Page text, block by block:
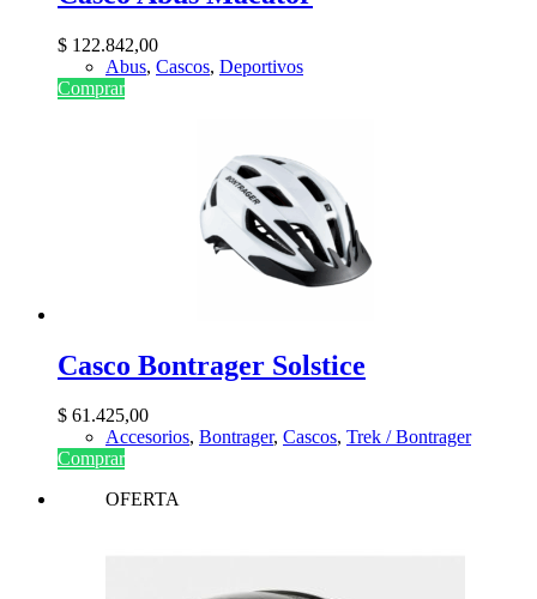
$ 122.842,00
Abus, Cascos, Deportivos
Comprar
Casco Bontrager Solstice
$ 61.425,00
Accesorios, Bontrager, Cascos, Trek / Bontrager
Comprar
OFERTA